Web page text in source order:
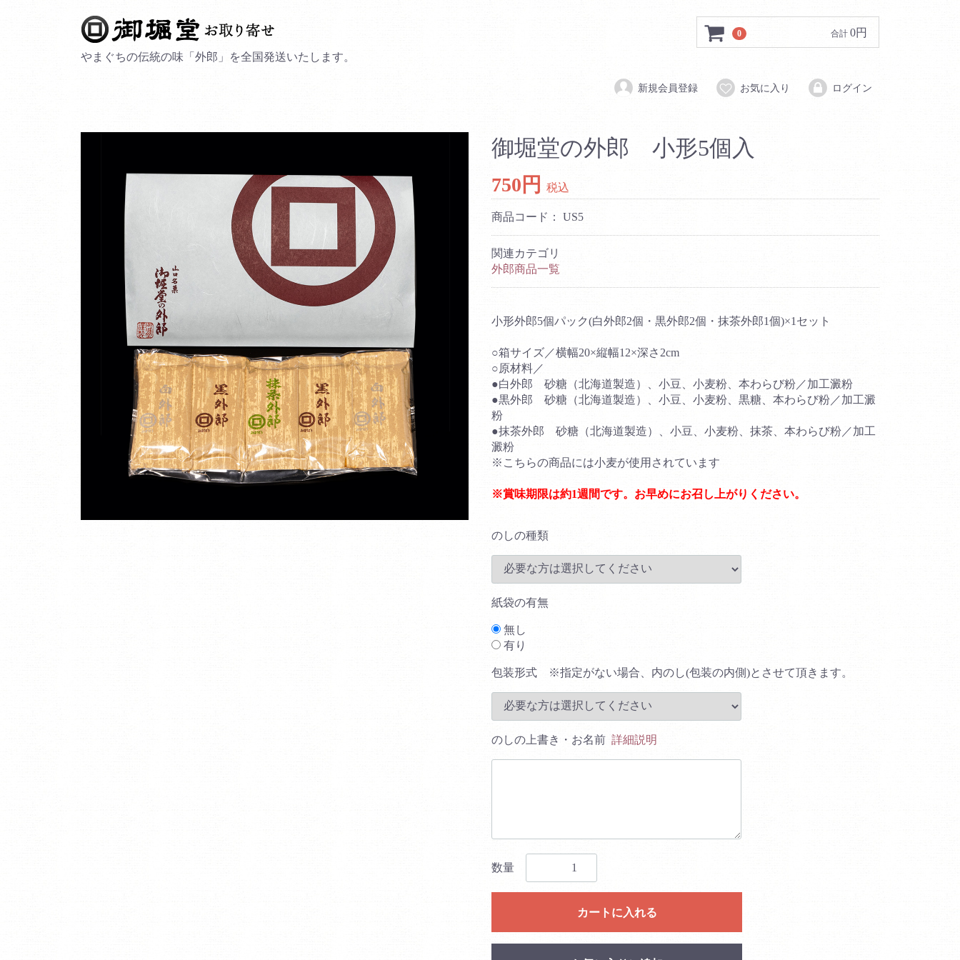
やまぐちの伝統の味「外郎」を全国発送いたします。
0 合計 0円
新規会員登録 お気に入り ログイン
御堀堂の外郎 小形5個入
750円 税込
商品コード： US5
関連カテゴリ
外郎商品一覧
小形外郎5個パック(白外郎2個・黒外郎2個・抹茶外郎1個)×1セット
○箱サイズ／横幅20×縦幅12×深さ2cm
○原材料／
●白外郎 砂糖（北海道製造）、小豆、小麦粉、本わらび粉／加工澱粉
●黒外郎 砂糖（北海道製造）、小豆、小麦粉、黒糖、本わらび粉／加工澱
粉
●抹茶外郎 砂糖（北海道製造）、小豆、小麦粉、抹茶、本わらび粉／加工
澱粉
※こちらの商品には小麦が使用されています
※賞味期限は約1週間です。お早めにお召し上がりください。
のしの種類
紙袋の有無
無し
有り
包装形式 ※指定がない場合、内のし(包装の内側)とさせて頂きます。
のしの上書き・お名前 詳細説明
数量
カートに入れる